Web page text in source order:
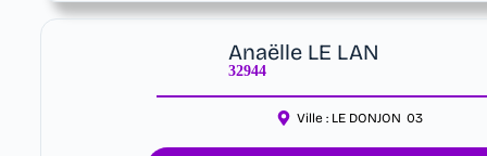
Anaëlle LE LAN
32944
Ville : LE DONJON 03